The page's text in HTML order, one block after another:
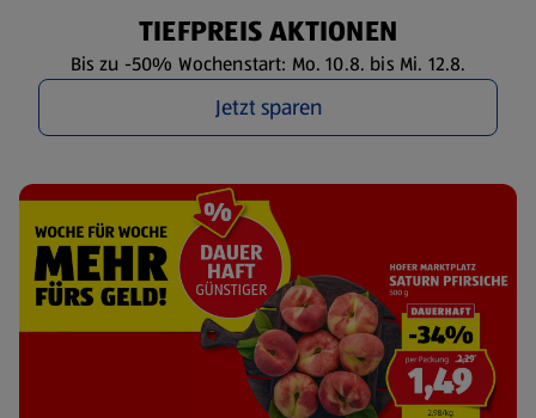
TIEFPREIS AKTIONEN
Bis zu -50% Wochenstart: Mo. 10.8. bis Mi. 12.8.
Jetzt sparen